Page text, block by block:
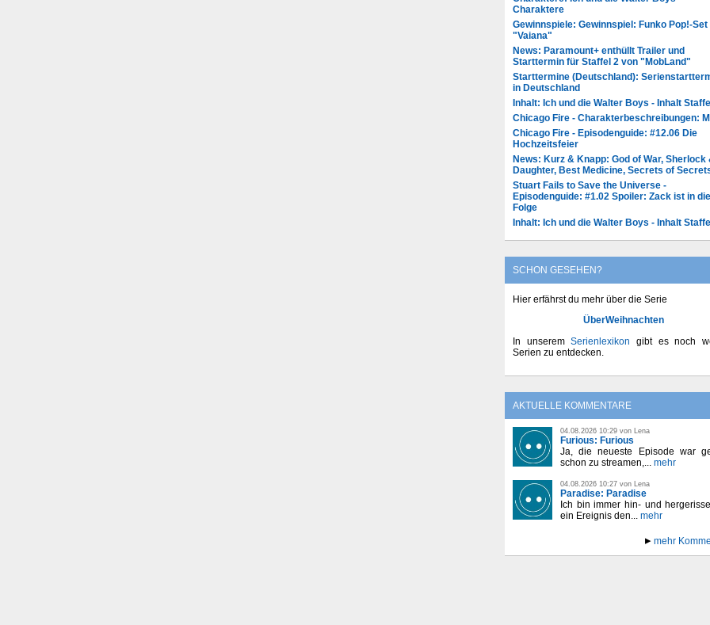
Charaktere
Gewinnspiele: Gewinnspiel: Funko Pop!-Set
"Vaiana"
News: Paramount+ enthüllt Trailer und
Starttermin für Staffel 2 von "MobLand"
Starttermine (Deutschland):
in Deutschland
Inhalt: Ich und die Walter Boys - Inhalt
Chicago Fire - Charakterbeschreibungen:
Chicago Fire - Episodenguide: #12.06 Die
Hochzeitsfeier
News: Kurz & Knapp: God of War, Sherlock
Daughter, Best Medicine, Secrets of
Stuart Fails to Save the Universe -
Episodenguide: #1.02 Spoiler: Zack ist in
Folge
Inhalt: Ich und die Walter Boys - Inhalt
SCHON GESEHEN?
Hier erfährst du mehr über die Serie
ÜberWeihnachten
In unseremSerienlexikon gibt es noch
Serien zu entdecken.
AKTUELLE KOMMENTARE
04.08.2026 10:29 von Lena
Furious: Furious
Ja, die neueste Episode war
schon zu streamen,... mehr
04.08.2026 10:27 von Lena
Paradise: Paradise
Ich bin immer hin- und
ein Ereignis den... mehr
mehr